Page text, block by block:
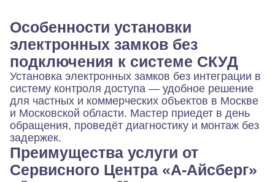
Особенности установки
электронных замков без
подключения к системе СКУД
Установка электронных замков без интеграции в
систему контроля доступа — удобное решение
для частных и коммерческих объектов в Москве
и Московской области. Мастер приедет в день
обращения, проведёт диагностику и монтаж без
задержек.
Преимущества услуги от
Сервисного Центра «А-Айсберг»